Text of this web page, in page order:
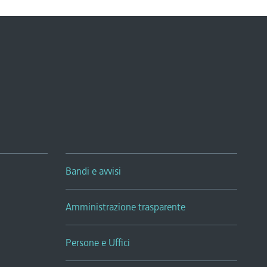
Bandi e avvisi
Amministrazione trasparente
Persone e Uffici